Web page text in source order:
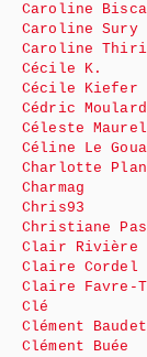
Caroline
Caroline Sury
Caroline
Cécile K.
Cécile Kiefer
Cédric Moulard
Céleste Maurel
Céline Le
Charlotte
Charmag
Chris93
Christiane
Clair Rivière
Claire Cordel
Claire Favre-
Clé
Clément Baudet
Clément Buée